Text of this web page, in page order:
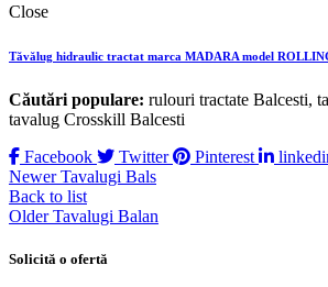
Close
Tăvălug hidraulic tractat marca MADARA model
Căutări populare: rulouri tractate Balcesti,
tavalug Crosskill Balcesti
Facebook
Twitter Pinterest
Newer Tavalugi Bals
Back to list
Older Tavalugi Balan
Solicită o ofertă